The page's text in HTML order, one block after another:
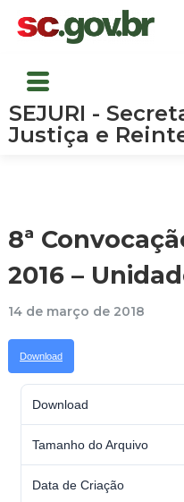
SEJURI -
Justiça e
8ª
2016 –
14 de março de 2018
Download
Download
Tamanho do Arquivo
Data de Criação